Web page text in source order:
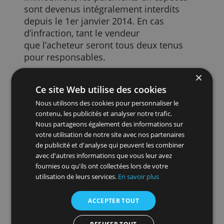
opération. Si vous payez par exemple un
acompte pour une voiture d'occasion et
le solde à la réception, le montant total
dû est pris en compte pour déterminer si
le plafond de 3 000 € a été dépassé ou
En ce qui concerne les achats
immobiliers, les paiements en espèces
sont devenus intégralement interdits
depuis le 1er janvier 2014. En cas
d’infraction, tant le vendeur
que l’acheteur seront tous deux tenus
Au delà de 3.000 € en liquide, vous payez